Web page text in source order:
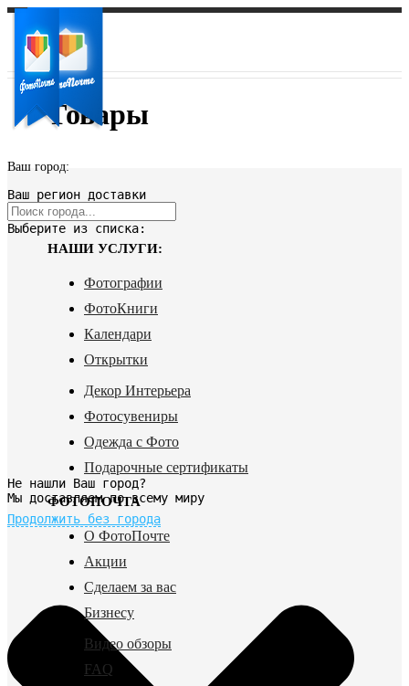
Ваш город:
Ваш регион доставки
Выберите из списка:
Не нашли Ваш город?
Мы доставляем по всему миру
Продолжить без города
Товары
НАШИ УСЛУГИ:
Фотографии
ФотоКниги
Календари
Открытки
Декор Интерьера
Фотосувениры
Одежда с Фото
Подарочные сертификаты
ФОТОПОЧТА
О ФотоПочте
Акции
Сделаем за вас
Бизнесу
Видео обзоры
FAQ